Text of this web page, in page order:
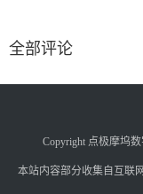
全部评论
Copyright 点极摩坞
本站内容部分收集自互联